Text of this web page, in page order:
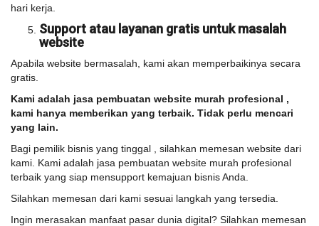
hari kerja.
Support atau layanan gratis untuk masalah
website
Apabila website bermasalah, kami akan memperbaikinya secara
gratis.
Kami adalah jasa pembuatan website murah profesional ,
kami hanya memberikan yang terbaik. Tidak perlu mencari
yang lain.
Bagi pemilik bisnis yang tinggal , silahkan memesan website dari
kami. Kami adalah jasa pembuatan website murah profesional
terbaik yang siap mensupport kemajuan bisnis Anda.
Silahkan memesan dari kami sesuai langkah yang tersedia.
Ingin merasakan manfaat pasar dunia digital? Silahkan memesan